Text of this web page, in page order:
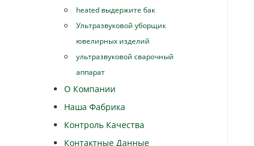
heated выдержите бак
Ультразвуковой уборщик
ювелирных изделий
ультразвуковой сварочный
аппарат
О Компании
Наша Фабрика
Контроль Качества
Контактные Данные